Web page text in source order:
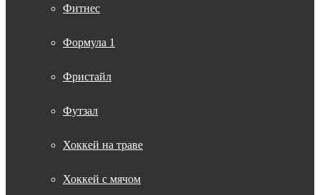
Фитнес
Формула 1
Фристайл
Футзал
Хоккей на траве
Хоккей с мячом